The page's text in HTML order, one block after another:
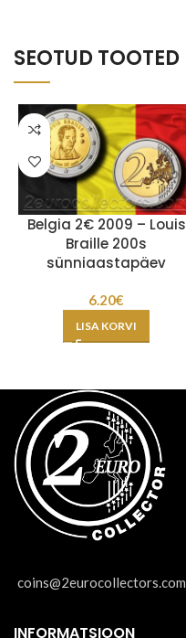
SEOTUD TOOTED
Belgia 2€ 2009 – Louis
Braille 200s
sünniaastapäev
6.20€
LISA KORVI
coins@2eurocollectors.com
INFORMATSIOON